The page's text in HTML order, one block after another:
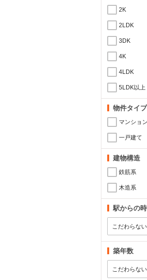
2K
2LDK
3DK
4K
4LDK
5LDK以上
物件タイプ
マンション
一戸建て
建物構造
鉄筋系
木造系
駅からの
築年数